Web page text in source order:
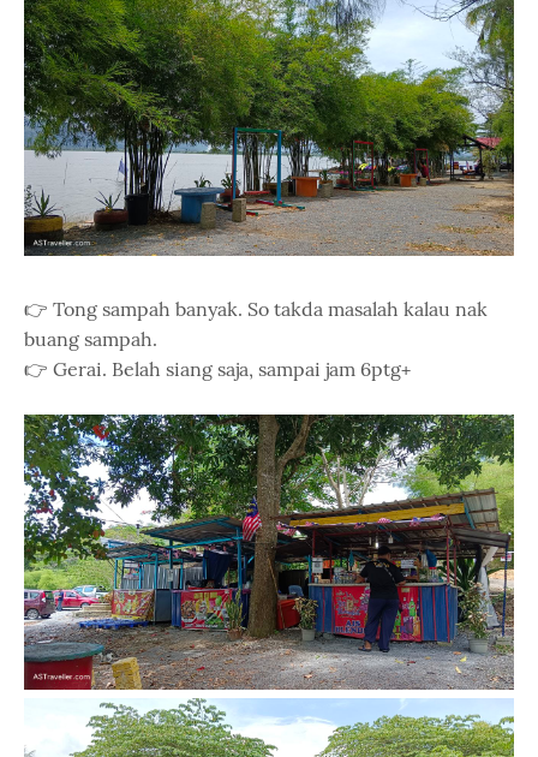
👉 Tong sampah banyak. So takda masalah kalau nak
buang sampah.
👉 Gerai. Belah siang saja, sampai jam 6ptg+